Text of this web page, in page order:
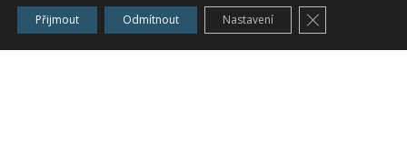
7. Poradenská činnost z praxe
Přijmout Odmítnout Nastavení Zavřít cookie